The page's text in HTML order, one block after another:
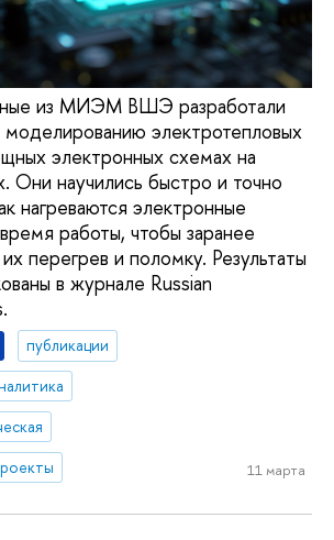
из МИЭМ ВШЭ разработали
электротепловых
электронных схемах на
Они научились быстро и точно
нагреваются электронные
работы, чтобы заранее
перегрев и поломку. Результаты
в журнале Russian
публикации
11 марта